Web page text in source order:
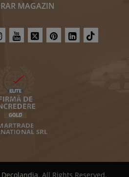
MAGAZIN
Decolandia. All Rights Reserved.